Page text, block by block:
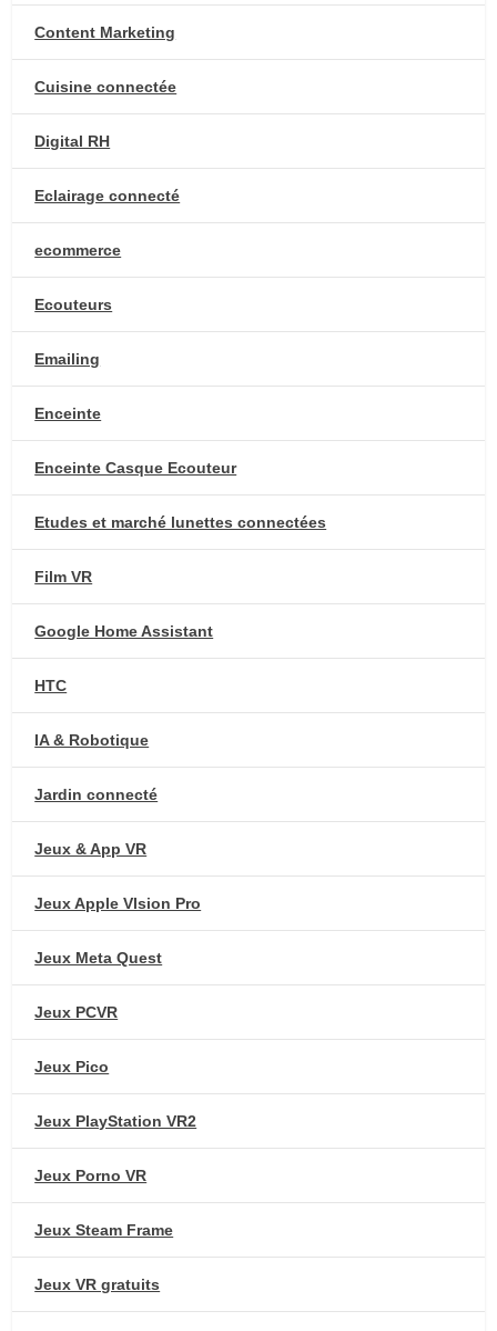
Content Marketing
Cuisine connectée
Digital RH
Eclairage connecté
ecommerce
Ecouteurs
Emailing
Enceinte
Enceinte Casque Ecouteur
Etudes et marché lunettes connectées
Film VR
Google Home Assistant
HTC
IA & Robotique
Jardin connecté
Jeux & App VR
Jeux Apple VIsion Pro
Jeux Meta Quest
Jeux PCVR
Jeux Pico
Jeux PlayStation VR2
Jeux Porno VR
Jeux Steam Frame
Jeux VR gratuits